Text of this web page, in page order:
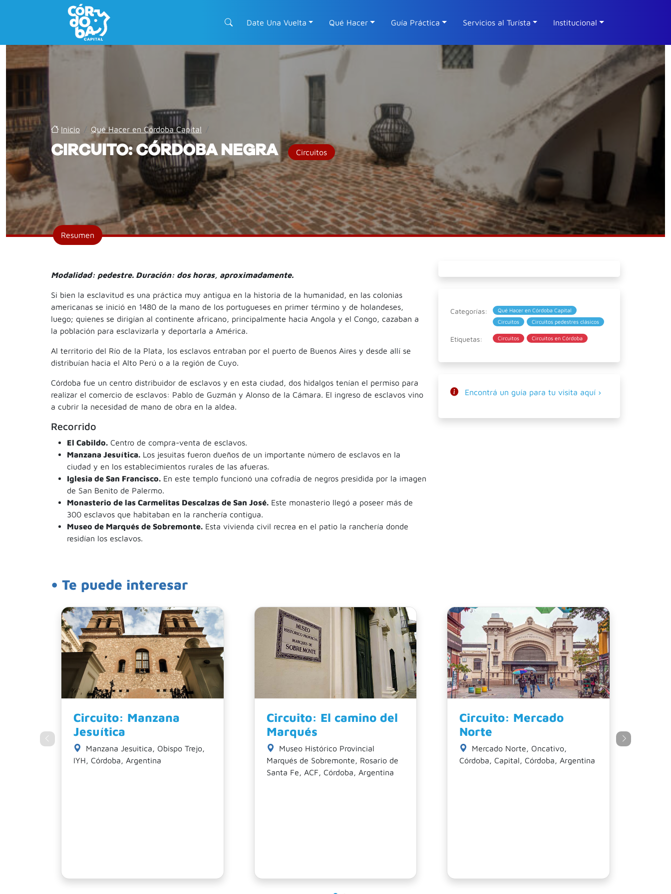
Date Una Vuelta Qué Hacer Guía Práctica Servicios al Turísta Institucional
Inicio / Qué Hacer en Córdoba Capital /
CIRCUITO: CÓRDOBA NEGRA Circuitos
Resumen
Modalidad: pedestre. Duración: dos horas, aproximadamente.
Si bien la esclavitud es una práctica muy antigua en la historia de la humanidad, en las colonias
americanas se inició en 1480 de la mano de los portugueses en primer término y de holandeses,
luego; quienes se dirigían al continente africano, principalmente hacia Angola y el Congo, cazaban a
la población para esclavizarla y deportarla a América.
Al territorio del Río de la Plata, los esclavos entraban por el puerto de Buenos Aires y desde allí se
distribuían hacia el Alto Perú o a la región de Cuyo.
Córdoba fue un centro distribuidor de esclavos y en esta ciudad, dos hidalgos tenían el permiso para
realizar el comercio de esclavos: Pablo de Guzmán y Alonso de la Cámara. El ingreso de esclavos vino
a cubrir la necesidad de mano de obra en la aldea.
Recorrido
El Cabildo. Centro de compra-venta de esclavos.
Manzana Jesuítica. Los jesuitas fueron dueños de un importante número de esclavos en la
ciudad y en los establecimientos rurales de las afueras.
Iglesia de San Francisco. En este templo funcionó una cofradía de negros presidida por la imagen
de San Benito de Palermo.
Monasterio de las Carmelitas Descalzas de San José. Este monasterio llegó a poseer más de
300 esclavos que habitaban en la ranchería contigua.
Museo de Marqués de Sobremonte. Esta vivienda civil recrea en el patio la ranchería donde
residían los esclavos.
Categorías:
Qué Hacer en Córdoba Capital
Circuitos
Circuitos pedestres clásicos
Etiquetas: Circuitos Circuitos en Córdoba
Encontrá un guía para tu visita aquí ›
• Te puede interesar
Circuito: El camino del
Marqués
Museo Histórico Provincial
Marqués de Sobremonte, Rosario de
Circuito: Mercado
Norte
Mercado Norte, Oncativo,
Córdoba, Capital, Córdoba, Argentina
Circuito: Centro
Histórico
Independencia 30, Córdoba,
Argentina